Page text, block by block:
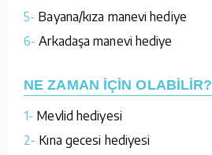
5- Bayana/kıza manevi hediye
6- Arkadaşa manevi hediye
NE ZAMAN İÇİN OLABİLİR?
1- Mevlid hediyesi
2- Kına gecesi hediyesi